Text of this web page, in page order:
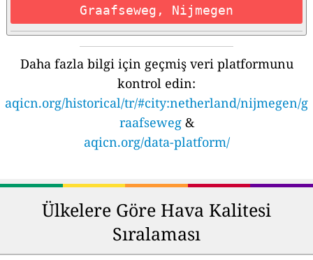
Graafseweg, Nijmegen
Daha fazla bilgi için geçmiş veri platformunu
kontrol edin:
aqicn.org/historical/tr/#city:netherland/nijmegen/g
raafseweg&
aqicn.org/data-platform/
Ülkelere Göre Hava Kalitesi
Sıralaması